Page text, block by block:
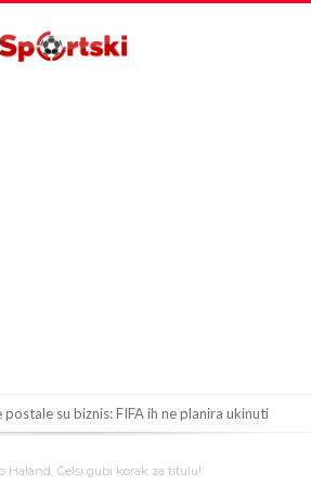
su biznis: FIFA ih ne planira ukinuti
Haland, Čelsi gubi korak za titulu!